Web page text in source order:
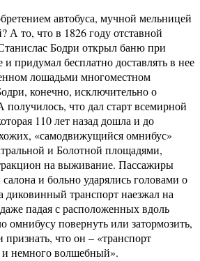
автобуса, мучной мельницей
А то, что в 1826 году отставной
Бодри открыл баню при
придумал бесплатно доставлять в нее
лошадьми многоместном
конечно, исключительно о
что дал старт всемирной
110 лет назад дошла и до
«самодвижущийся омнибус»
и Болотной площадями,
на выживание. Пассажиры
и больно ударялись головами о
диковинный транспорт наезжал на
падая с расположенных вдоль
омнибусу повернуть или затормозить,
что он – «транспорт
и немного волшебный».